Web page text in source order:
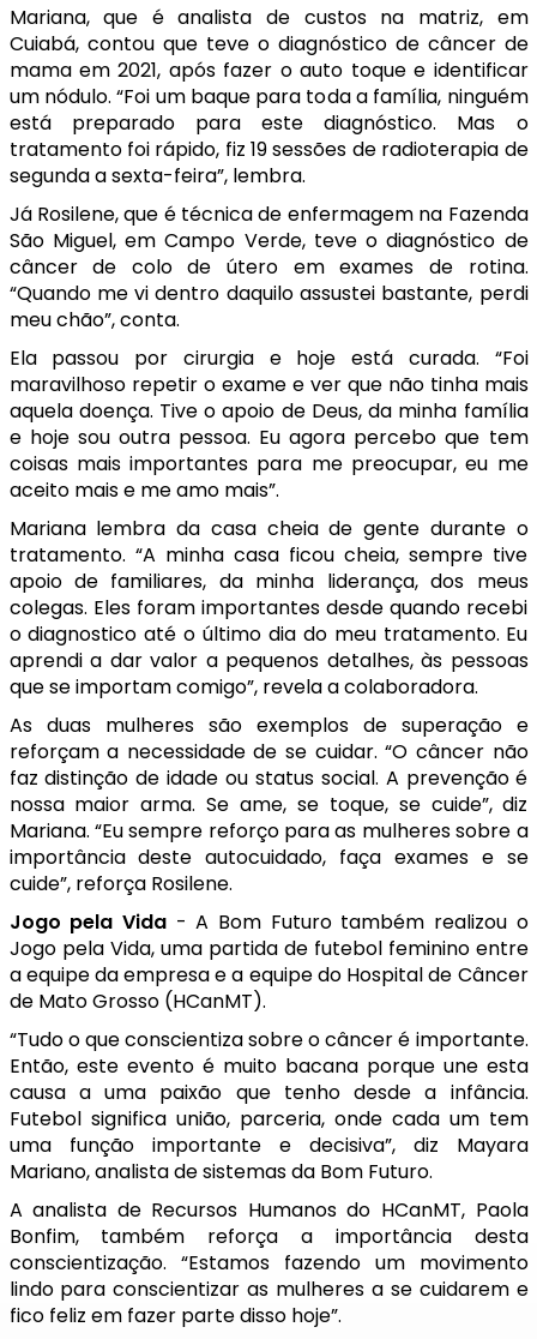
Mariana, que é analista de custos na matriz, em
Cuiabá, contou que teve o diagnóstico de câncer de
mama em 2021, após fazer o auto toque e identificar
um nódulo. “Foi um baque para toda a família, ninguém
está preparado para este diagnóstico. Mas o
tratamento foi rápido, fiz 19 sessões de radioterapia de
segunda a sexta-feira”, lembra.
Já Rosilene, que é técnica de enfermagem na Fazenda
São Miguel, em Campo Verde, teve o diagnóstico de
câncer de colo de útero em exames de rotina.
“Quando me vi dentro daquilo assustei bastante, perdi
meu chão”, conta.
Ela passou por cirurgia e hoje está curada. “Foi
maravilhoso repetir o exame e ver que não tinha mais
aquela doença. Tive o apoio de Deus, da minha família
e hoje sou outra pessoa. Eu agora percebo que tem
coisas mais importantes para me preocupar, eu me
aceito mais e me amo mais”.
Mariana lembra da casa cheia de gente durante o
tratamento. “A minha casa ficou cheia, sempre tive
apoio de familiares, da minha liderança, dos meus
colegas. Eles foram importantes desde quando recebi
o diagnostico até o último dia do meu tratamento. Eu
aprendi a dar valor a pequenos detalhes, às pessoas
que se importam comigo”, revela a colaboradora.
As duas mulheres são exemplos de superação e
reforçam a necessidade de se cuidar. “O câncer não
faz distinção de idade ou status social. A prevenção é
nossa maior arma. Se ame, se toque, se cuide”, diz
Mariana. “Eu sempre reforço para as mulheres sobre a
importância deste autocuidado, faça exames e se
cuide”, reforça Rosilene.
Jogo pela Vida- A Bom Futuro também realizou o
Jogo pela Vida, uma partida de futebol feminino entre
a equipe da empresa e a equipe do Hospital de Câncer
de Mato Grosso (HCanMT).
“Tudo o que conscientiza sobre o câncer é importante.
Então, este evento é muito bacana porque une esta
causa a uma paixão que tenho desde a infância.
Futebol significa união, parceria, onde cada um tem
uma função importante e decisiva”, diz Mayara
Mariano, analista de sistemas da Bom Futuro.
A analista de Recursos Humanos do HCanMT, Paola
Bonfim, também reforça a importância desta
conscientização. “Estamos fazendo um movimento
lindo para conscientizar as mulheres a se cuidarem e
fico feliz em fazer parte disso hoje”.